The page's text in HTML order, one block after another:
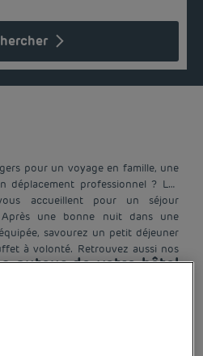
pour un voyage en famille, une
déplacement professionnel ? Les
accueillent pour un séjour
une bonne nuit dans une
savourez un petit déjeuner
à volonté. Retrouvez aussi nos
et le parking !
autour de votre hôtel